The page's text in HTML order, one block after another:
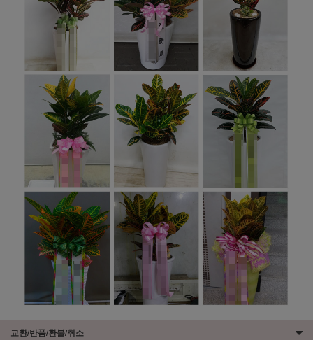
교환/반품/환불/취소